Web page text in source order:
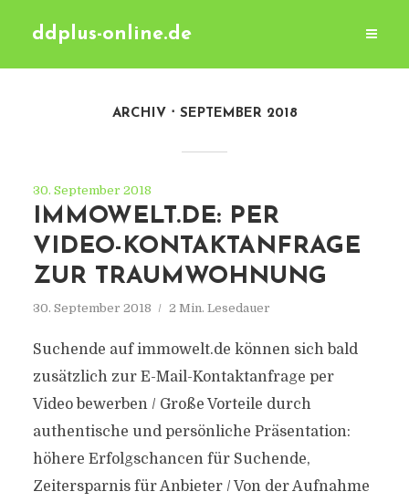
ddplus-online.de
ARCHIV SEPTEMBER 2018
30. September 2018
IMMOWELT.DE: PER
VIDEO-KONTAKTANFRAGE
ZUR TRAUMWOHNUNG
30. September 2018 2 Min. Lesedauer
Suchende auf immowelt.de können sich bald
zusätzlich zur E-Mail-Kontaktanfrage per
Video bewerben / Große Vorteile durch
authentische und persönliche Präsentation:
höhere Erfolgschancen für Suchende,
Zeitersparnis für Anbieter / Von der Aufnahme